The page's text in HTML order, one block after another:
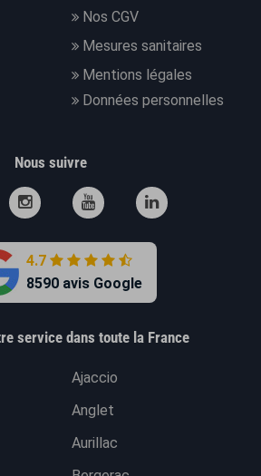
Nos CGV
Mesures sanitaires
Mentions légales
Données personnelles
Nous suivre
4.7
8590 avis Google
service dans toute la France
Ajaccio
Anglet
Aurillac